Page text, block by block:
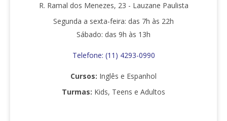
R. Ramal dos Menezes, 23 - Lauzane Paulista
Segunda a sexta-feira: das 7h às 22h
Sábado: das 9h às 13h
Telefone: (11) 4293-0990
Cursos: Inglês e Espanhol
Turmas: Kids, Teens e Adultos